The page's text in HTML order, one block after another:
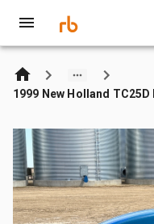
1999 New Holland